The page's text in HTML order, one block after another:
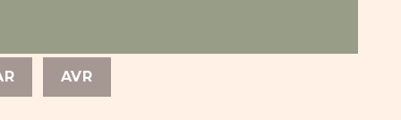
AVR